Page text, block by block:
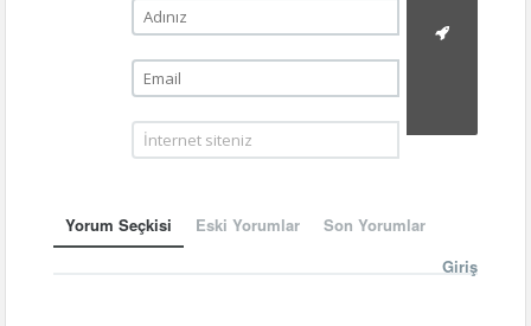
Yorum Seçkisi Eski Yorumlar
Son Yorumlar
Giriş